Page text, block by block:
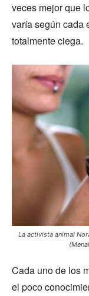
veces mejor que
varía según cada
totalmente ciega.
La activista animal
Cada uno de los
el poco